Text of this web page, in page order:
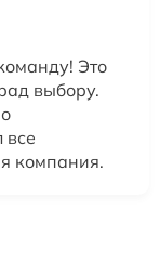
Это
выбору.
все
компания.